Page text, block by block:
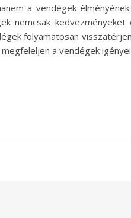
a vendégek
nemcsak kedvezményeket
folyamatosan
a vendégek